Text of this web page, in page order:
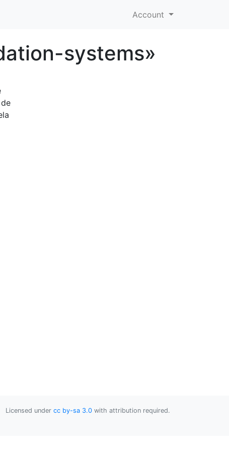
Account
systems»
Licensed under cc by-sa 3.0 with attribution required.